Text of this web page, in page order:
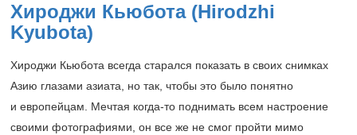
Хироджи Кьюбота (Hirodzhi
Kyubotа)
Хироджи Кьюбота всегда старался показать в своих снимках
Азию глазами азиата, но так, чтобы это было понятно
и европейцам. Мечтая когда-то поднимать всем настроение
своими фотографиями, он все же не смог пройти мимо